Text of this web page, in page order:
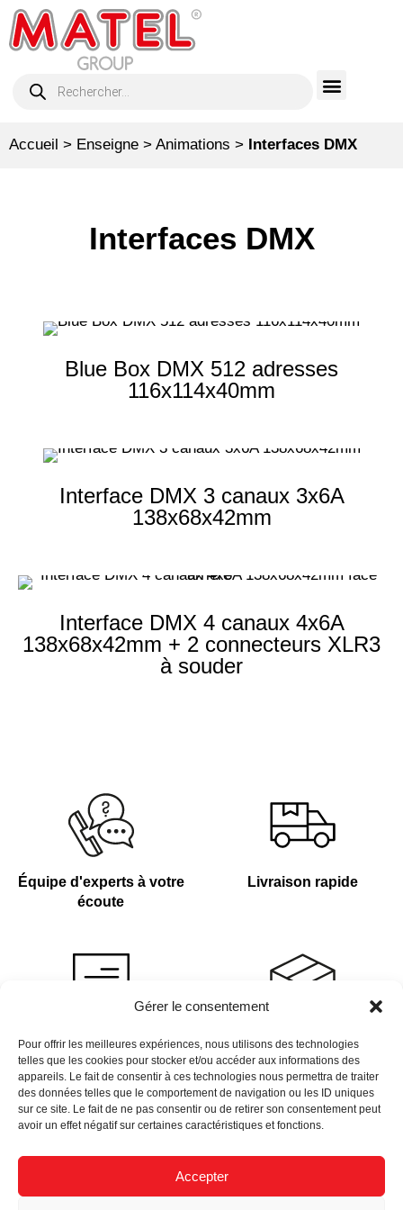
Gérer le consentement
Pour offrir les meilleures expériences, nous utilisons des technologies
telles que les cookies pour stocker et/ou accéder aux informations des
appareils. Le fait de consentir à ces technologies nous permettra de traiter
des données telles que le comportement de navigation ou les ID uniques
sur ce site. Le fait de ne pas consentir ou de retirer son consentement peut
avoir un effet négatif sur certaines caractéristiques et fonctions.
Accepter
Accueil > Enseigne > Animations > Interfaces DMX
Interfaces DMX
Blue Box DMX 512 adresses
116x114x40mm
Interface DMX 3 canaux 3x6A
138x68x42mm
Interface DMX 4 canaux 4x6A
138x68x42mm + 2 connecteurs XLR3
à souder
Équipe d'experts à votre
écoute
Livraison rapide
Devis sur demande
Plus de 4 000 références
en stock
Newsletter